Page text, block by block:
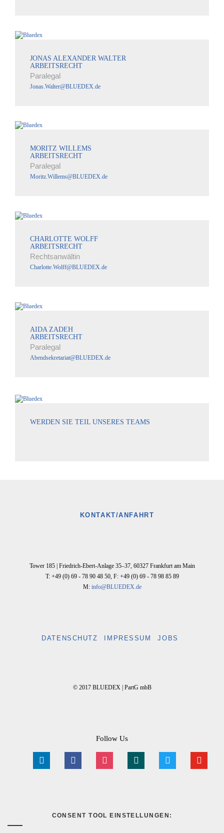
JONAS ALEXANDER WALTER
ARBEITSRECHT
Paralegal
Jonas.Walter@BLUEDEX.de
MORITZ WILLEMS
ARBEITSRECHT
Paralegal
Moritz.Willems@BLUEDEX.de
CHARLOTTE WOLFF
ARBEITSRECHT
Rechtsanwältin
Charlotte.Wolff@BLUEDEX.de
AIDA ZADEH
ARBEITSRECHT
Paralegal
Abendsekretariat@BLUEDEX.de
WERDEN SIE TEIL UNSERES TEAMS
KONTAKT/ANFAHRT
Tower 185 | Friedrich-Ebert-Anlage 35–37, 60327 Frankfurt am Main
T: +49 (0) 69 - 78 90 48 50, F: +49 (0) 69 - 78 98 85 89
M: info@BLUEDEX.de
DATENSCHUTZ IMPRESSUM JOBS
© 2017 BLUEDEX | PartG mbB
Follow Us
linkedin facebook instagram xing twitter youtube
CONSENT TOOL EINSTELLUNGEN: